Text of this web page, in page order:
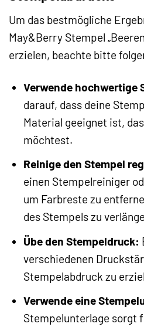
Um das bestmögliche
May&Berry Stempel
erzielen, beachte bitte
Verwende hochwertige
darauf, dass deine
Material geeignet ist,
möchtest.
Reinige den Stempel
einen Stempelreiniger
um Farbreste zu
des Stempels zu
Übe den Stempeldruck:
verschiedenen
Stempelabdruck zu
Verwende eine
Stempelunterlage sorgt